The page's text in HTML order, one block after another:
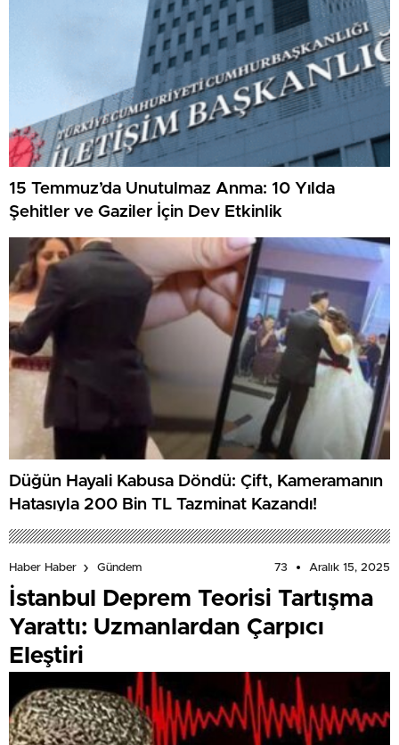
15 Temmuz’da Unutulmaz Anma: 10 Yılda
Şehitler ve Gaziler İçin Dev Etkinlik
Düğün Hayali Kabusa Döndü: Çift, Kameramanın
Hatasıyla 200 Bin TL Tazminat Kazandı!
Haber Haber Gündem 73 Aralık 15, 2025
İstanbul Deprem Teorisi Tartışma
Yarattı: Uzmanlardan Çarpıcı
Eleştiri